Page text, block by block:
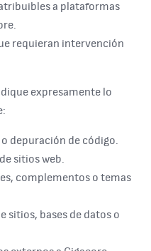
a plataformas
requieran intervención
expresamente lo
depuración de código.
sitios web.
complementos o temas
sitios, bases de datos o